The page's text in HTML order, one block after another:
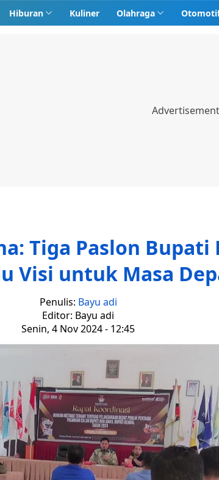
Hiburan Kuliner Olahraga
Tiga Paslon Bupati
Visi untuk Masa
Penulis: Bayu adi
Editor: Bayu adi
Senin, 4 Nov 2024 - 12:45